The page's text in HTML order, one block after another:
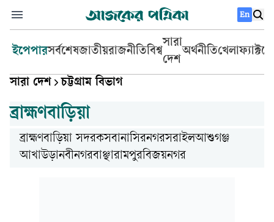
En
ইপেপারসর্বশেষজাতীয়রাজনীতিবিশ্ব
সারা
দেশ
অর্থনীতিখেলা
সারা দেশ চট্টগ্রাম বিভাগ
ব্রাহ্মণবাড়িয়া
ব্রাহ্মণবাড়িয়া সদরকসবানাসিরনগরসরাইলআশুগঞ্জ
আখাউড়ানবীনগরবাঞ্ছারামপুরবিজয়নগর